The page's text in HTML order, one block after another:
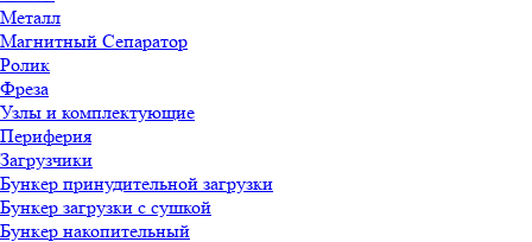
Металл
Магнитный Сепаратор
Ролик
Фреза
Узлы и комплектующие
Периферия
Загрузчики
Бункер принудительной загрузки
Бункер загрузки с сушкой
Бункер накопительный